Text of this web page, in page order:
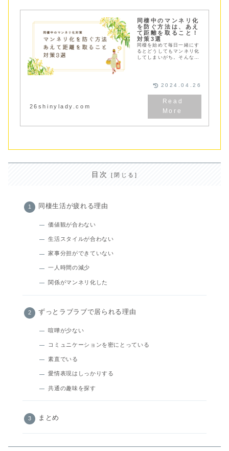
同棲中のマンネリ化
を防ぐ方法は、あえ
て距離を取ること！
対策3選
同棲を始めて毎日一緒にす
るとどうしてもマンネリ化
してしまいがち。そんなマ
26shinylady.com
2024.04.26
目次
同棲生活が疲れる理由
価値観が合わない
生活スタイルが合わない
家事分担ができていない
一人時間の減少
関係がマンネリ化した
ずっとラブラブで居られる理由
喧嘩が少ない
コミュニケーションを密にとっている
素直でいる
愛情表現はしっかりする
共通の趣味を探す
まとめ